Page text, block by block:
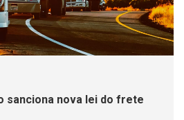
sanciona nova lei do frete